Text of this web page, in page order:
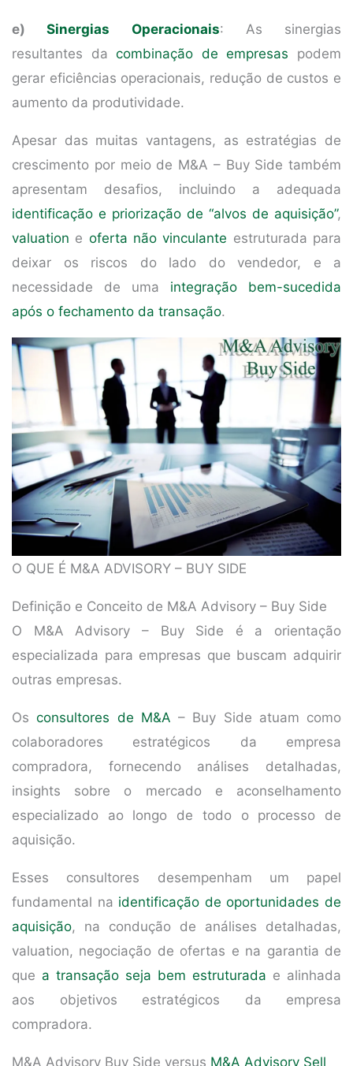
e)Sinergias Operacionais: As sinergias
resultantes dacombinação de empresas podem
gerar eficiências operacionais, redução de custos e
aumento da produtividade.
Apesar das muitas vantagens, as estratégias de
crescimento por meio de M&A – Buy Side também
apresentam desafios, incluindo a adequada
identificação e priorização de “alvos de aquisição”,
valuation e oferta não vinculante estruturada para
deixar os riscos do lado do vendedor, e a
necessidade de uma integração bem-sucedida
após o fechamento da transação.
O QUE É M&A ADVISORY – BUY SIDE
Definição e Conceito de M&A Advisory – Buy Side
O M&A Advisory – Buy Side é a orientação
especializada para empresas que buscam adquirir
outras empresas.
Osconsultores de M&A – Buy Side atuam como
colaboradores estratégicos da empresa
compradora, fornecendo análises detalhadas,
insights sobre o mercado e aconselhamento
especializado ao longo de todo o processo de
aquisição.
Esses consultores desempenham um papel
fundamental na identificação de oportunidades de
aquisição, na condução de análises detalhadas,
valuation, negociação de ofertas e na garantia de
que a transação seja bem estruturada e alinhada
aos objetivos estratégicos da empresa
compradora.
M&A Advisory Buy Side versus M&A Advisory Sell